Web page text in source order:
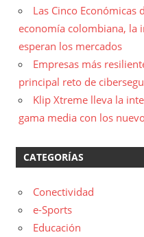
Las Cinco Económicas
economía colombiana, la
esperan los mercados
Empresas más
principal reto de
Klip Xtreme lleva la
gama media con los
CATEGORÍAS
Conectividad
e-Sports
Educación